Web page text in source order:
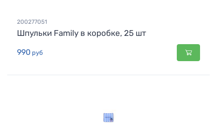
200277051
Шпульки Family в коробке, 25 шт
990 руб